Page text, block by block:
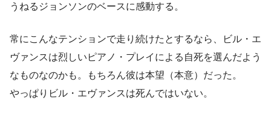
うねるジョンソンのベースに感動する。
常にこんなテンションで走り続けたとするなら、ビル・エ
ヴァンスは烈しいピアノ・プレイによる自死を選んだよう
なものなのかも。もちろん彼は本望（本意）だった。
やっぱりビル・エヴァンスは死んではいない。